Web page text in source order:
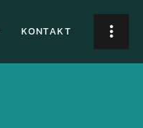
KONTAKT